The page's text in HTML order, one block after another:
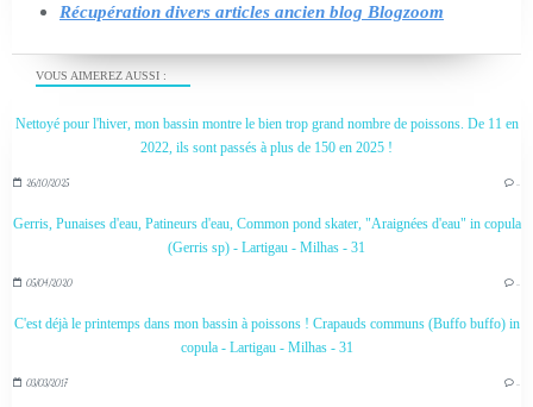
VOUS AIMEREZ AUSSI :
Nettoyé pour l'hiver, mon bassin montre le bien trop grand nombre de poissons. De 11 en
2022, ils sont passés à plus de 150 en 2025 !
26/10/2025 …
Gerris, Punaises d'eau, Patineurs d'eau, Common pond skater, "Araignées d'eau" in copula
(Gerris sp) - Lartigau - Milhas - 31
05/04/2020 …
C'est déjà le printemps dans mon bassin à poissons ! Crapauds communs (Buffo buffo) in
copula - Lartigau - Milhas - 31
03/03/2017 …
Récupération divers articles ancien blog Blogzoom